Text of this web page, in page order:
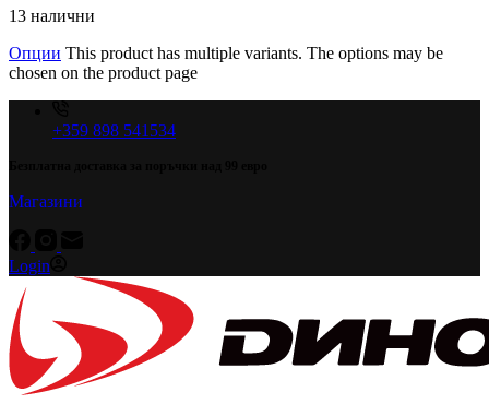
13 налични
Опции This product has multiple variants. The options may be
chosen on the product page
+359 898 541534
Магазини
Login